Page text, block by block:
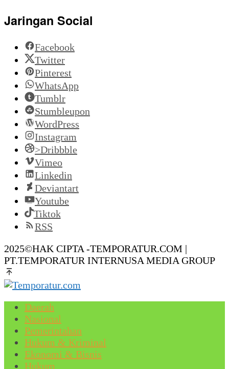
Jaringan Social
Facebook
Twitter
Pinterest
WhatsApp
Tumblr
Stumbleupon
WordPress
Instagram
>Dribbble
Vimeo
Linkedin
Deviantart
Youtube
Tiktok
RSS
2025©HAK CIPTA -TEMPORATUR.COM |
PT.TEMPORATUR INTERNUSA MEDIA GROUP
Daerah
Nasional
Pemerintahan
Hukum & Kriminal
Ekonomi & Bisnis
Hukum